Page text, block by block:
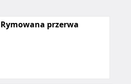
Rymowana przerwa